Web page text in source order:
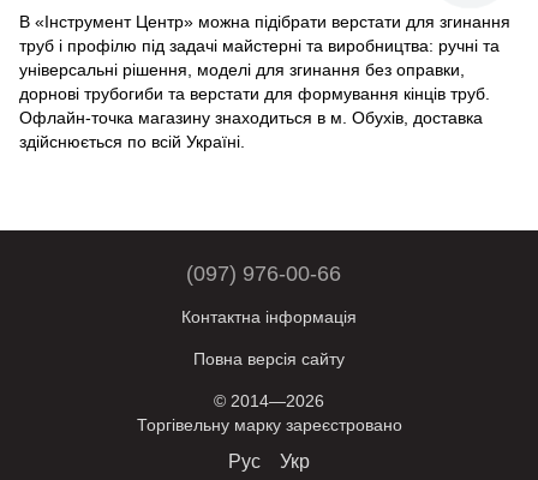
В «Інструмент Центр» можна підібрати верстати для згинання
труб і профілю під задачі майстерні та виробництва: ручні та
універсальні рішення, моделі для згинання без оправки,
дорнові трубогиби та верстати для формування кінців труб.
Офлайн-точка магазину знаходиться в м. Обухів, доставка
здійснюється по всій Україні.
(097) 976-00-66
Контактна інформація
Повна версія сайту
© 2014—2026
Торгівельну марку зареєстровано
Рус Укр